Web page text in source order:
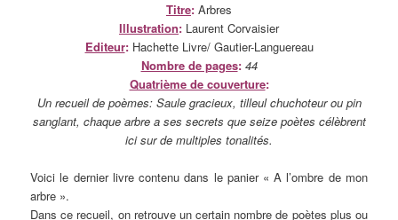
Titre: Arbres
Illustration: Laurent Corvaisier
Editeur: Hachette Livre/ Gautier-Languereau
Nombre de pages: 44
Quatrième de couverture:
Un recueil de poèmes: Saule gracieux, tilleul chuchoteur ou pin
sanglant, chaque arbre a ses secrets que seize poètes célèbrent
ici sur de multiples tonalités.
Voici le dernier livre contenu dans le panier « A l’ombre de mon
arbre ».
Dans ce recueil, on retrouve un certain nombre de poètes plus ou